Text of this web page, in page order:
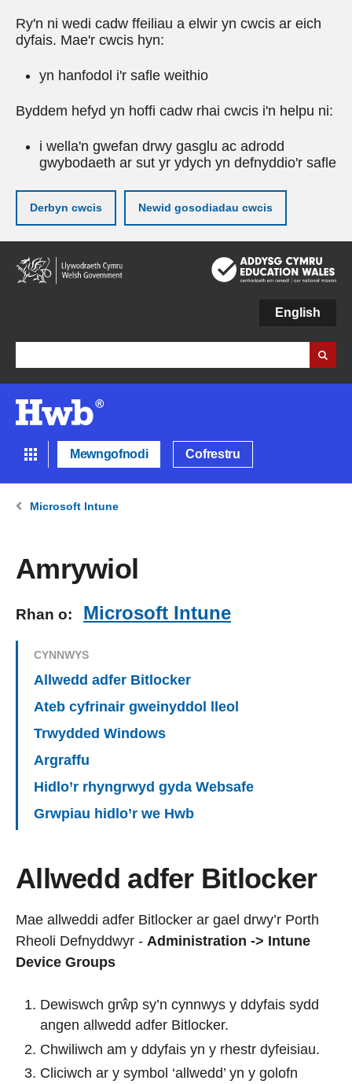
Ry'n ni wedi cadw ffeiliau a elwir yn cwcis ar eich
dyfais. Mae'r cwcis hyn:
yn hanfodol i'r safle weithio
Byddem hefyd yn hoffi cadw rhai cwcis i'n helpu ni:
i wella'n gwefan drwy gasglu ac adrodd
gwybodaeth ar sut yr ydych yn defnyddio'r safle
Derbyn cwcis Newid gosodiadau cwcis
Neidio
i'r
prif
English
Mewngofnodi Cofrestru
Microsoft Intune
Amrywiol
Rhan o: Microsoft Intune
CYNNWYS
Allwedd adfer Bitlocker
Ateb cyfrinair gweinyddol lleol
Trwydded Windows
Argraffu
Hidlo’r rhyngrwyd gyda Websafe
Grwpiau hidlo’r we Hwb
Allwedd adfer Bitlocker
Mae allweddi adfer Bitlocker ar gael drwy’r Porth
Rheoli Defnyddwyr - Administration -> Intune
Device Groups
Dewiswch grŵp sy’n cynnwys y ddyfais sydd
angen allwedd adfer Bitlocker.
Chwiliwch am y ddyfais yn y rhestr dyfeisiau.
Cliciwch ar y symbol ‘allwedd’ yn y golofn